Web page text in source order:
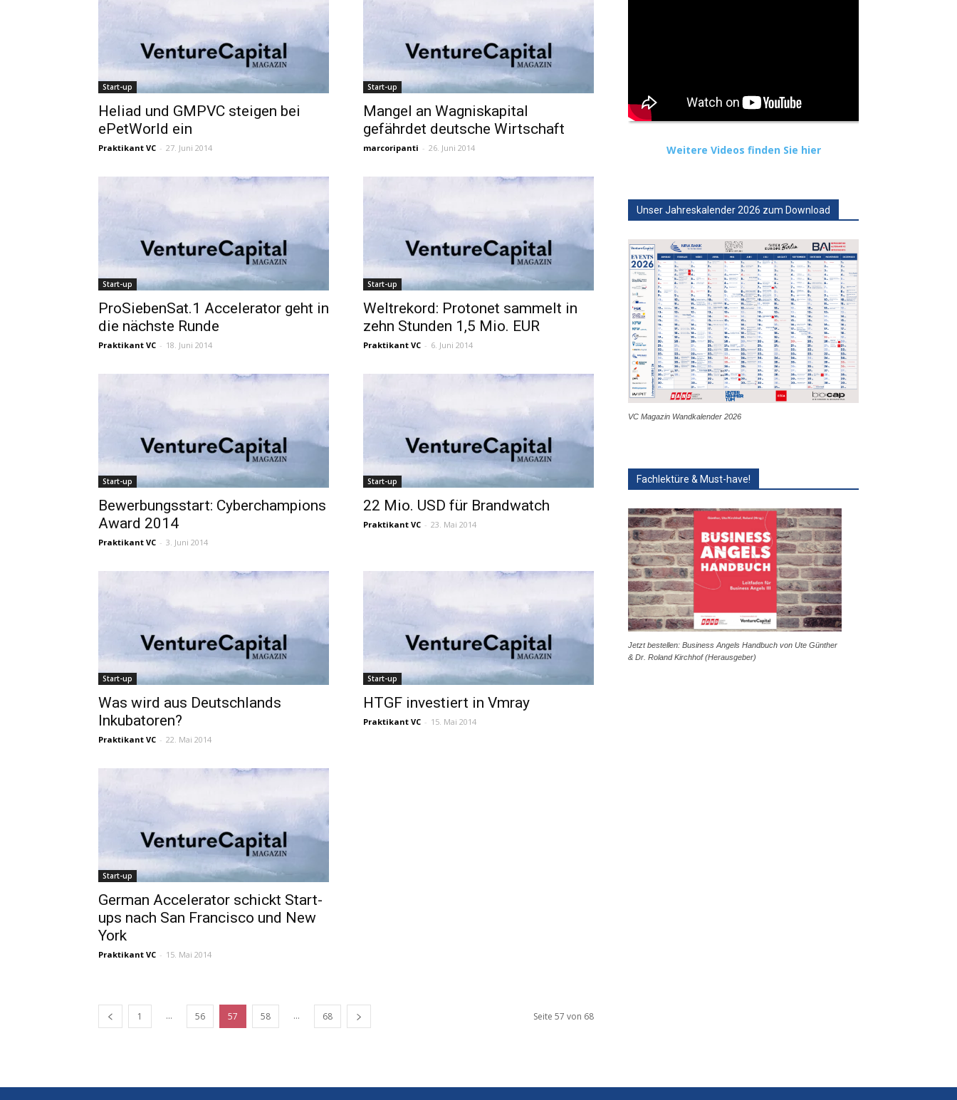
Start-up
Heliad und GMPVC steigen bei
ePetWorld ein
Praktikant VC - 27. Juni 2014
Start-up
Mangel an Wagniskapital
gefährdet deutsche Wirtschaft
marcoripanti - 26. Juni 2014
Start-up
ProSiebenSat.1 Accelerator geht in
die nächste Runde
Praktikant VC - 18. Juni 2014
Start-up
Weltrekord: Protonet sammelt in
zehn Stunden 1,5 Mio. EUR
Praktikant VC - 6. Juni 2014
Start-up
Bewerbungsstart: Cyberchampions
Award 2014
Praktikant VC - 3. Juni 2014
Start-up
22 Mio. USD für Brandwatch
Praktikant VC - 23. Mai 2014
Start-up
Was wird aus Deutschlands
Inkubatoren?
Praktikant VC - 22. Mai 2014
Start-up
HTGF investiert in Vmray
Praktikant VC - 15. Mai 2014
Start-up
German Accelerator schickt Start-
ups nach San Francisco und New
York
Praktikant VC - 15. Mai 2014
1 ... 56 57 58 ... 68 Seite 57 von 68
Weitere Videos finden Sie hier
Unser Jahreskalender 2026 zum Download
VC Magazin Wandkalender 2026
Fachlektüre & Must-have!
Jetzt bestellen: Business Angels Handbuch von Ute Günther
& Dr. Roland Kirchhof (Herausgeber)